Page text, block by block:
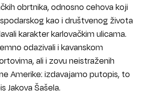
obrtnika, odnosno cehova koji
kao i društvenog života
karakter karlovačkim ulicama.
odazivali i kavanskom
ali i zovu neistraženih
Amerike: izdavajamo putopis, to
Jakova Šašela.